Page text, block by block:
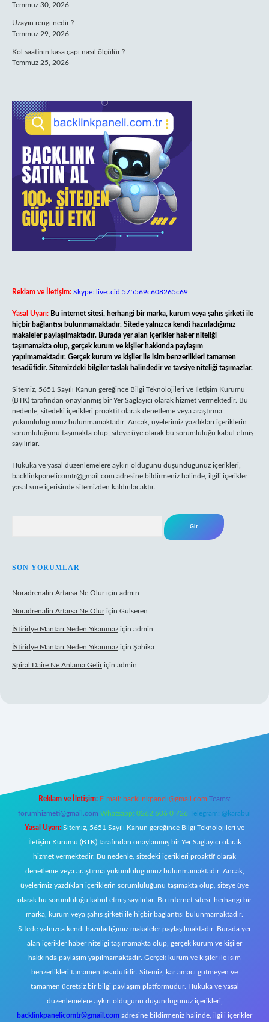
Temmuz 30, 2026
Uzayın rengi nedir ?
Temmuz 29, 2026
Kol saatinin kasa çapı nasıl ölçülür ?
Temmuz 25, 2026
Reklam ve İletişim: Skype: live:.cid.575569c608265c69
Yasal Uyarı: Bu internet sitesi, herhangi bir marka, kurum veya şahıs şirketi ile
hiçbir bağlantısı bulunmamaktadır. Sitede yalnızca kendi hazırladığımız
makaleler paylaşılmaktadır. Burada yer alan içerikler haber niteliği
taşımamakta olup, gerçek kurum ve kişiler hakkında paylaşım
yapılmamaktadır. Gerçek kurum ve kişiler ile isim benzerlikleri tamamen
tesadüfidir. Sitemizdeki bilgiler taslak halindedir ve tavsiye niteliği taşımazlar.
Sitemiz, 5651 Sayılı Kanun gereğince Bilgi Teknolojileri ve İletişim Kurumu
(BTK) tarafından onaylanmış bir Yer Sağlayıcı olarak hizmet vermektedir. Bu
nedenle, sitedeki içerikleri proaktif olarak denetleme veya araştırma
yükümlülüğümüz bulunmamaktadır. Ancak, üyelerimiz yazdıkları içeriklerin
sorumluluğunu taşımakta olup, siteye üye olarak bu sorumluluğu kabul etmiş
sayılırlar.
Hukuka ve yasal düzenlemelere aykırı olduğunu düşündüğünüz içerikleri,
backlinkpanelicomtr@gmail.com adresine bildirmeniz halinde, ilgili içerikler
yasal süre içerisinde sitemizden kaldırılacaktır.
SON YORUMLAR
Noradrenalin Artarsa Ne Oluriçin admin
Noradrenalin Artarsa Ne Oluriçin Gülseren
İStiridye Mantarı Neden Yıkanmaz için admin
İStiridye Mantarı Neden Yıkanmaz için Şahika
Spiral Daire Ne Anlama Geliriçin admin
Reklam ve İletişim: E-mail: backlinkpaneli@gmail.com Teams:
forumhizmeti@gmail.com Whatsapp: 0262 606 0 726 Telegram: @karabul
Yasal Uyarı: Sitemiz, 5651 Sayılı Kanun gereğince Bilgi Teknolojileri ve
İletişim Kurumu (BTK) tarafından onaylanmış bir Yer Sağlayıcı olarak
hizmet vermektedir. Bu nedenle, sitedeki içerikleri proaktif olarak
denetleme veya araştırma yükümlülüğümüz bulunmamaktadır. Ancak,
üyelerimiz yazdıkları içeriklerin sorumluluğunu taşımakta olup, siteye üye
olarak bu sorumluluğu kabul etmiş sayılırlar. Bu internet sitesi, herhangi bir
marka, kurum veya şahıs şirketi ile hiçbir bağlantısı bulunmamaktadır.
Sitede yalnızca kendi hazırladığımız makaleler paylaşılmaktadır. Burada yer
alan içerikler haber niteliği taşımamakta olup, gerçek kurum ve kişiler
hakkında paylaşım yapılmamaktadır. Gerçek kurum ve kişiler ile isim
benzerlikleri tamamen tesadüfidir. Sitemiz, kar amacı gütmeyen ve
tamamen ücretsiz bir bilgi paylaşım platformudur. Hukuka ve yasal
düzenlemelere aykırı olduğunu düşündüğünüz içerikleri,
backlinkpanelicomtr@gmail.com adresine bildirmeniz halinde, ilgili içerikler